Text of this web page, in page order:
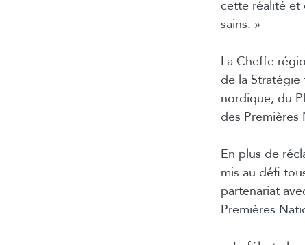
cette réalité et
sains. »
La Cheffe
de la
nordique, du
des
En plus de
mis au défi
partenariat
Premières